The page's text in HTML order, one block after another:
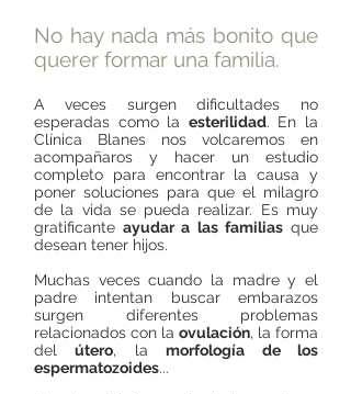
No hay nada más bonito que
querer formar una familia.
A veces surgen dificultades no
esperadas como la esterilidad. En la
Clínica Blanes nos volcaremos en
acompañaros y hacer un estudio
completo para encontrar la causa y
poner soluciones para que el milagro
de la vida se pueda realizar. Es muy
gratificanteayudar a las familiasque
desean tener hijos.
Muchas veces cuando la madre y el
padre intentan buscar embarazos
surgen diferentes problemas
relacionados con la ovulación, la forma
delútero, lamorfología de los
espermatozoides...